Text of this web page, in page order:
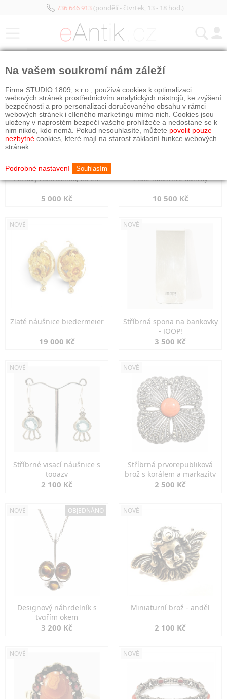
736 646 913(pondělí - čtvrtek, 13 - 18 hod.)
Perlový náhrdelník, 80 cm
5 000 Kč
Zlaté náušnice kuličky
10 500 Kč
NOVÉ
Zlaté náušnice biedermeier
19 000 Kč
NOVÉ
Stříbrná spona na bankovky
- JOOP!
3 500 Kč
NOVÉ
Stříbrné visací náušnice s
topazy
2 100 Kč
NOVÉ
Stříbrná prvorepubliková
brož s korálem a markazity
2 500 Kč
NOVÉ OBJEDNÁNO
Designový náhrdelník s
tygřím okem
3 200 Kč
NOVÉ
Miniaturní brož - anděl
2 100 Kč
NOVÉ NOVÉ
Na vašem soukromí nám záleží
Firma STUDIO 1809, s.r.o., používá cookies k optimalizaci
webových stránek prostřednictvím analytických nástrojů, ke zvýšení
bezpečnosti a pro personalizaci doručovaného obsahu v rámci
webových stránek i cíleného marketingu mimo nich. Cookies jsou
uloženy v naprostém bezpečí vašeho prohlížeče a nedostane se k
nim nikdo, kdo nemá. Pokud nesouhlasíte, můžete povolit pouze
nezbytné cookies, které mají na starost základní funkce webových
stránek.
Podrobné nastavení Souhlasím